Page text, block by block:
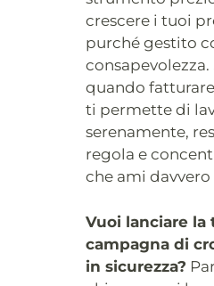
crescere i tuoi
purché gestito
consapevolezza.
quando
ti permette di
serenamente,
regola e
che ami davvero
Vuoi lanciare la
campagna di
in sicurezza?